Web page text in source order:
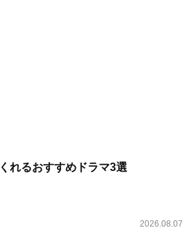
れるおすすめドラマ3選
2026.08.07